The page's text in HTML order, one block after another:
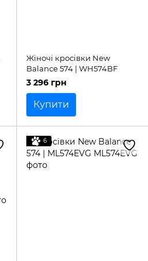
Жіночі кросівки New
Balance 574 | WH574BF
3 296 грн
Купити
6